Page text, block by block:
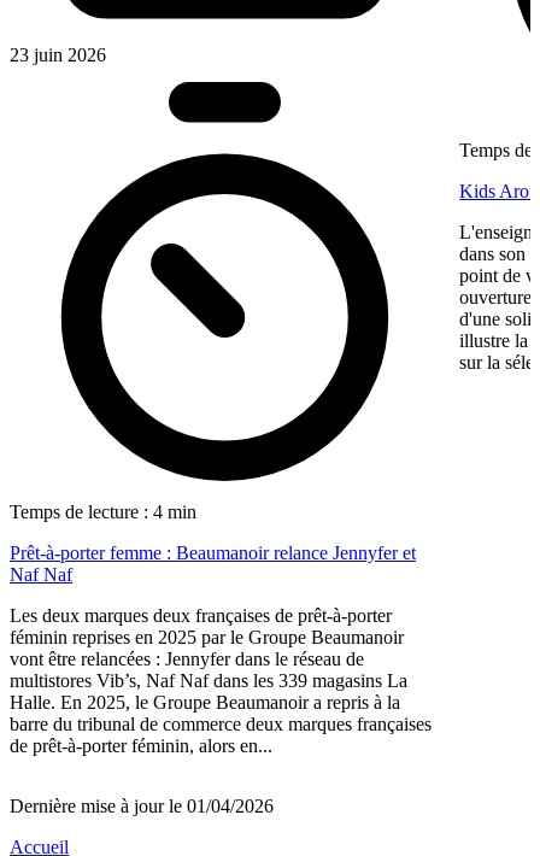
23 juin 2026
Temps de lecture : 4 min
Prêt-à-porter femme : Beaumanoir relance Jennyfer et
Naf Naf
Les deux marques deux françaises de prêt-à-porter
féminin reprises en 2025 par le Groupe Beaumanoir
vont être relancées : Jennyfer dans le réseau de
multistores Vib’s, Naf Naf dans les 339 magasins La
Halle. En 2025, le Groupe Beaumanoir a repris à la
barre du tribunal de commerce deux marques françaises
de prêt-à-porter féminin, alors en...
Temps de
Kids
dans son
point de
ouverture,
d'une
illustre la
sur la
Dernière mise à jour le 01/04/2026
Accueil